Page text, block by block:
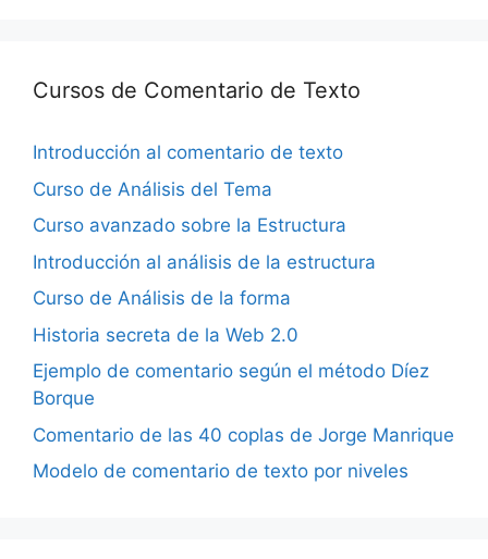
Cursos de Comentario de Texto
Introducción al comentario de texto
Curso de Análisis del Tema
Curso avanzado sobre la Estructura
Introducción al análisis de la estructura
Curso de Análisis de la forma
Historia secreta de la Web 2.0
Ejemplo de comentario según el método Díez
Borque
Comentario de las 40 coplas de Jorge Manrique
Modelo de comentario de texto por niveles